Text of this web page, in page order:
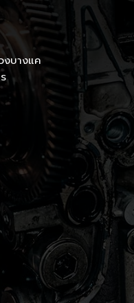
บางแค